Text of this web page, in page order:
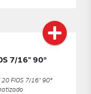
7/16" 90º
20 FIOS 7/16" 90º